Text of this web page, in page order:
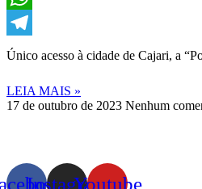
WhatsApp
Telegram
Único acesso à cidade de Cajari, a
LEIA MAIS »
17 de outubro de 2023 Nenhum
InstagramYoutube